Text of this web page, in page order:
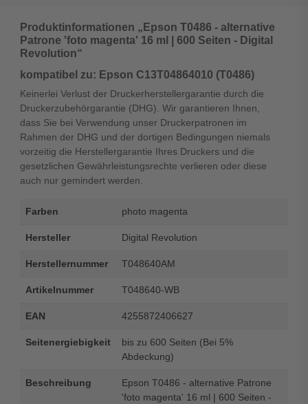
Produktinformationen „Epson T0486 - alternative
Patrone 'foto magenta' 16 ml | 600 Seiten - Digital
Revolution“
kompatibel zu: Epson C13T04864010 (T0486)
Keinerlei Verlust der Druckerherstellergarantie durch die
Druckerzubehörgarantie (DHG). Wir garantieren Ihnen,
dass Sie bei Verwendung unser Druckerpatronen im
Rahmen der DHG und der dortigen Bedingungen niemals
vorzeitig die Herstellergarantie Ihres Druckers und die
gesetzlichen Gewährleistungsrechte verlieren oder diese
auch nur gemindert werden.
Farben photo magenta
Hersteller Digital Revolution
Herstellernummer T048640AM
Artikelnummer T048640-WB
EAN 4255872406627
Seitenergiebigkeit
bis zu 600 Seiten (Bei 5%
Abdeckung)
Beschreibung
Epson T0486 - alternative Patrone
'foto magenta' 16 ml | 600 Seiten -